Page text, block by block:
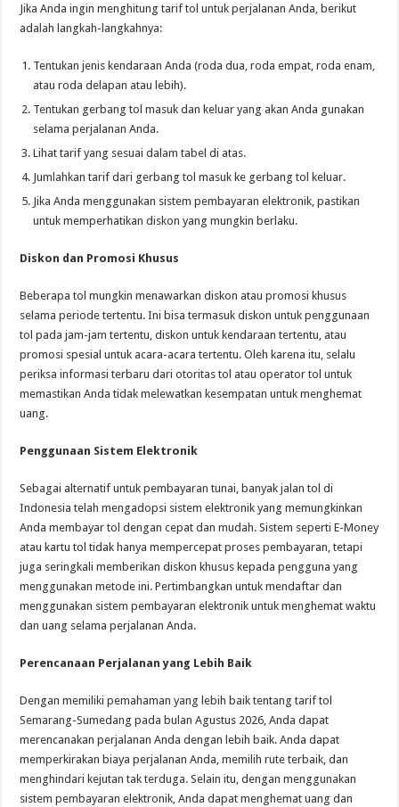
Jika Anda ingin menghitung tarif tol untuk perjalanan Anda, berikut
adalah langkah-langkahnya:
Tentukan jenis kendaraan Anda (roda dua, roda empat, roda enam,
atau roda delapan atau lebih).
Tentukan gerbang tol masuk dan keluar yang akan Anda gunakan
selama perjalanan Anda.
Lihat tarif yang sesuai dalam tabel di atas.
Jumlahkan tarif dari gerbang tol masuk ke gerbang tol keluar.
Jika Anda menggunakan sistem pembayaran elektronik, pastikan
untuk memperhatikan diskon yang mungkin berlaku.
Diskon dan Promosi Khusus
Beberapa tol mungkin menawarkan diskon atau promosi khusus
selama periode tertentu. Ini bisa termasuk diskon untuk penggunaan
tol pada jam-jam tertentu, diskon untuk kendaraan tertentu, atau
promosi spesial untuk acara-acara tertentu. Oleh karena itu, selalu
periksa informasi terbaru dari otoritas tol atau operator tol untuk
memastikan Anda tidak melewatkan kesempatan untuk menghemat
uang.
Penggunaan Sistem Elektronik
Sebagai alternatif untuk pembayaran tunai, banyak jalan tol di
Indonesia telah mengadopsi sistem elektronik yang memungkinkan
Anda membayar tol dengan cepat dan mudah. Sistem seperti E-Money
atau kartu tol tidak hanya mempercepat proses pembayaran, tetapi
juga seringkali memberikan diskon khusus kepada pengguna yang
menggunakan metode ini. Pertimbangkan untuk mendaftar dan
menggunakan sistem pembayaran elektronik untuk menghemat waktu
dan uang selama perjalanan Anda.
Perencanaan Perjalanan yang Lebih Baik
Dengan memiliki pemahaman yang lebih baik tentang tarif tol
Semarang-Sumedang pada bulan Agustus 2026, Anda dapat
merencanakan perjalanan Anda dengan lebih baik. Anda dapat
memperkirakan biaya perjalanan Anda, memilih rute terbaik, dan
menghindari kejutan tak terduga. Selain itu, dengan menggunakan
sistem pembayaran elektronik, Anda dapat menghemat uang dan